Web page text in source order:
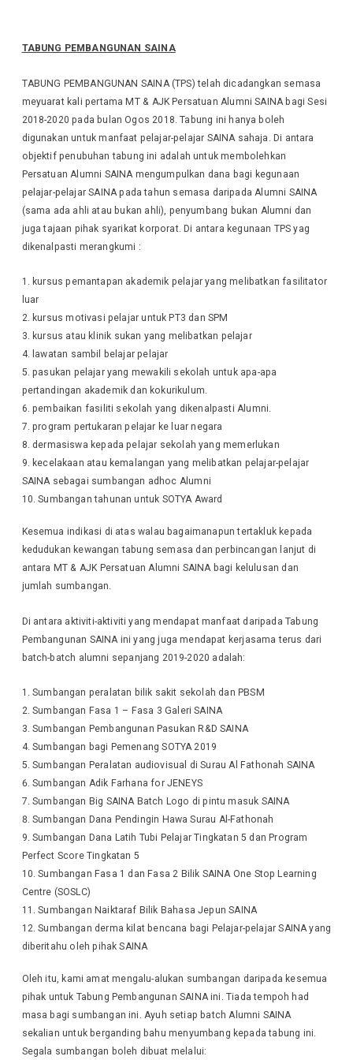
TABUNG PEMBANGUNAN SAINA
TABUNG PEMBANGUNAN SAINA (TPS) telah dicadangkan semasa
meyuarat kali pertama MT & AJK Persatuan Alumni SAINA bagi Sesi
2018-2020 pada bulan Ogos 2018. Tabung ini hanya boleh
digunakan untuk manfaat pelajar-pelajar SAINA sahaja. Di antara
objektif penubuhan tabung ini adalah untuk membolehkan
Persatuan Alumni SAINA mengumpulkan dana bagi kegunaan
pelajar-pelajar SAINA pada tahun semasa daripada Alumni SAINA
(sama ada ahli atau bukan ahli), penyumbang bukan Alumni dan
juga tajaan pihak syarikat korporat. Di antara kegunaan TPS yag
dikenalpasti merangkumi :
kursus pemantapan akademik pelajar yang melibatkan fasilitator
luar
2. kursus motivasi pelajar untuk PT3 dan SPM
3. kursus atau klinik sukan yang melibatkan pelajar
4. lawatan sambil belajar pelajar
5. pasukan pelajar yang mewakili sekolah untuk apa-apa
pertandingan akademik dan kokurikulum.
6. pembaikan fasiliti sekolah yang dikenalpasti Alumni.
7. program pertukaran pelajar ke luar negara
8. dermasiswa kepada pelajar sekolah yang memerlukan
9. kecelakaan atau kemalangan yang melibatkan pelajar-pelajar
SAINA sebagai sumbangan adhoc Alumni
10. Sumbangan tahunan untuk SOTYA Award
Kesemua indikasi di atas walau bagaimanapun tertakluk kepada
kedudukan kewangan tabung semasa dan perbincangan lanjut di
antara MT & AJK Persatuan Alumni SAINA bagi kelulusan dan
jumlah sumbangan.
Di antara aktiviti-aktiviti yang mendapat manfaat daripada Tabung
Pembangunan SAINA ini yang juga mendapat kerjasama terus dari
batch-batch alumni sepanjang 2019-2020 adalah:
Sumbangan peralatan bilik sakit sekolah dan PBSM
Sumbangan Fasa 1 – Fasa 3 Galeri SAINA
Sumbangan Pembangunan Pasukan R&D SAINA
Sumbangan bagi Pemenang SOTYA 2019
Sumbangan Peralatan audiovisual di Surau Al Fathonah SAINA
Sumbangan Adik Farhana for JENEYS
Sumbangan Big SAINA Batch Logo di pintu masuk SAINA
Sumbangan Dana Pendingin Hawa Surau Al-Fathonah
Sumbangan Dana Latih Tubi Pelajar Tingkatan 5 dan Program
Perfect Score Tingkatan 5
Sumbangan Fasa 1 dan Fasa 2 Bilik SAINA One Stop Learning
Centre (SOSLC)
Sumbangan Naiktaraf Bilik Bahasa Jepun SAINA
Sumbangan derma kilat bencana bagi Pelajar-pelajar SAINA yang
diberitahu oleh pihak SAINA
Oleh itu, kami amat mengalu-alukan sumbangan daripada kesemua
pihak untuk Tabung Pembangunan SAINA ini. Tiada tempoh had
masa bagi sumbangan ini. Ayuh setiap batch Alumni SAINA
sekalian untuk berganding bahu menyumbang kepada tabung ini.
Segala sumbangan boleh dibuat melalui: